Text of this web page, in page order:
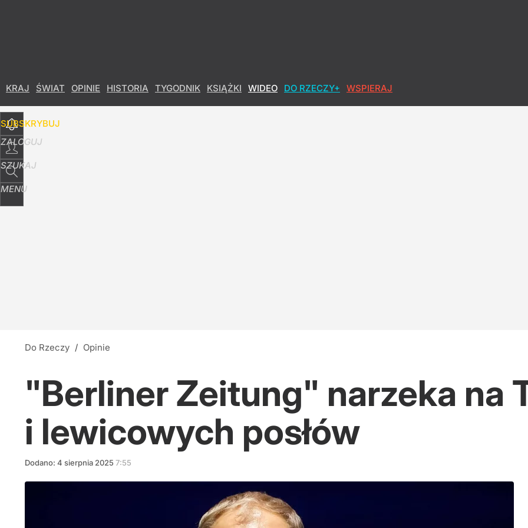
KRAJ ŚWIAT OPINIE HISTORIA TYGODNIK KSIĄŻKI WIDEO DO RZECZY+ WSPIERAJ
SUBSKRYBUJ
ZALOGUJ
SZUKAJ
MENU
Do Rzeczy / Opinie
"Berliner Zeitung" narzeka na
i lewicowych posłów
Dodano: 4 sierpnia 2025 7:55